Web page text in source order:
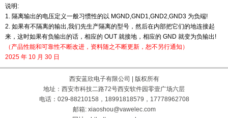
说明:
1. 隔离输出的电压定义一般习惯性的以 MGND,GND1,GND2,GND3 为负端!
2. 如果有不隔离的输出 我们先生产隔离的型号，然后在内部把它们的地连接起
来，这时如果有负输出的话，相应的 OUT 就接地，相应的 GND 就变为负输出!
（产品性能和可靠性不断改进，资料随之不断更新，恕不另行通知）
2025 年 10 月 30 日
西安蓝欣电子有限公司 | 版权所有
地址：西安市科技二路72号西安软件园零壹广场六层
电话：029-88210158，18991818579，17778962708
邮箱: xiaoshou@vawelec.com